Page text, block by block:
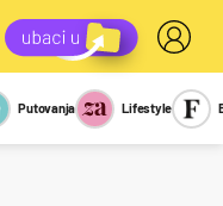
Report
Putovanja Lifestyle